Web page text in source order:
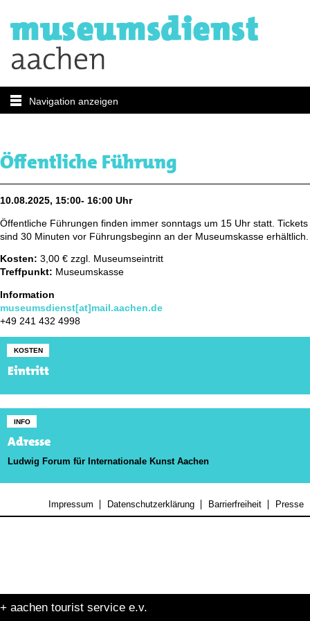
Navigation anzeigen
Öffentliche Führung
10.08.2025, 15:00- 16:00 Uhr
Öffentliche Führungen finden immer sonntags um 15 Uhr statt. Tickets
sind 30 Minuten vor Führungsbeginn an der Museumskasse erhältlich.
Kosten: 3,00 € zzgl. Museumseintritt
Treffpunkt: Museumskasse
Information
museumsdienst[at]mail.aachen.de
+49 241 432 4998
KOSTEN
Eintritt
INFO
Adresse
Ludwig Forum für Internationale Kunst Aachen
Impressum Datenschutzerklärung Barrierfreiheit Presse
+ aachen tourist service e.v.